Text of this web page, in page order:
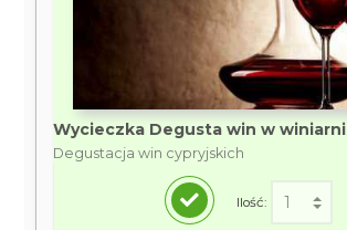
Wycieczka Degusta win w winiarni
Degustacja win cypryjskich
Ilość: